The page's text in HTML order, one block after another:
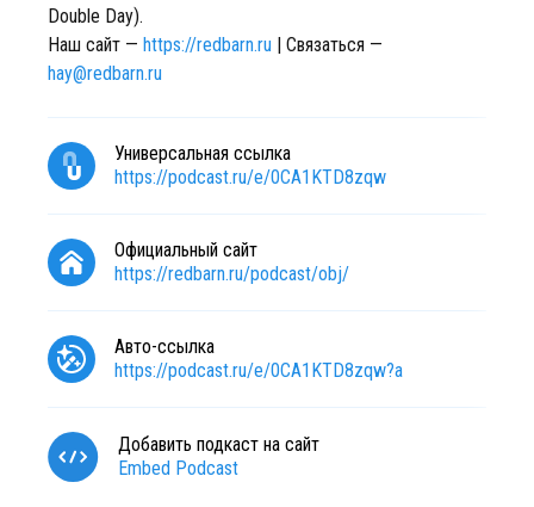
Double Day).
Наш сайт — https://redbarn.ru | Связаться —
hay@redbarn.ru
Универсальная ссылка
https://podcast.ru/e/0CA1KTD8zqw
Официальный сайт
https://redbarn.ru/podcast/obj/
Авто-ссылка
https://podcast.ru/e/0CA1KTD8zqw?a
Добавить подкаст на сайт
Embed Podcast